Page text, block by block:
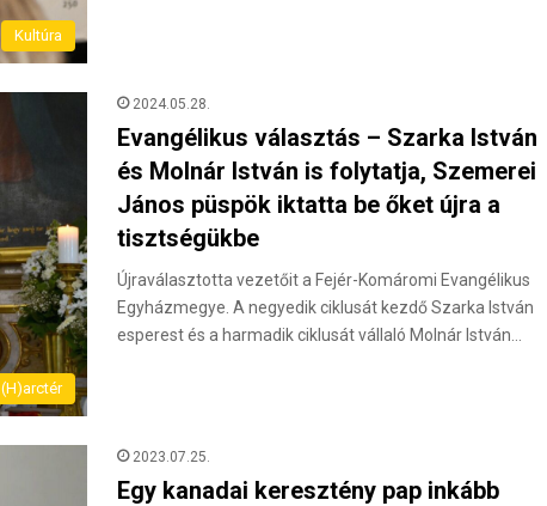
Kultúra
(H)arctér
2024.05.28.
Evangélikus választás – Szar­ka Ist­ván
és Molnár István is folytatja, Sze­me­rei
János püspök iktatta be őket újra a
tisztségükbe
Új­ra­vá­lasz­tot­ta ve­ze­tő­it a Fejér-Komáromi Evangélikus
Egyházmegye. A ne­gye­dik cik­lu­sát kezdő Szar­ka Ist­ván
es­pe­rest és a har­ma­dik cik­lu­sát vál­la­ló Mol­nár Ist­ván…
2023.07.25.
Egy kanadai keresztény pap inkább